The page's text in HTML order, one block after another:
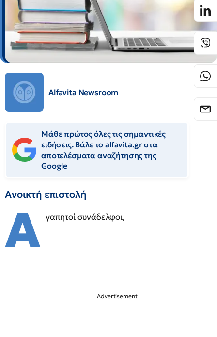
Alfavita Newsroom
Μάθε πρώτος όλες τις σημαντικές
ειδήσεις. Βάλε το alfavita.gr στα
αποτελέσματα αναζήτησης της
Google
Ανοικτή επιστολή
Α γαπητοί συνάδελφοι,